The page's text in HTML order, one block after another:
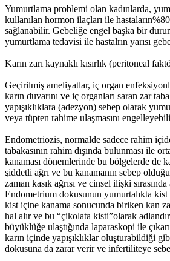
Yumurtlama problemi olan kadınlarda,
kullanılan hormon ilaçları ile
sağlanabilir. Gebeliğe engel başka bir
yumurtlama tedavisi ile hastalrın yarısı
Karın zarı kaynaklı kısırlık (peritoneal
Geçirilmiş ameliyatlar, iç organ
karın duvarını ve iç organları saran zar
yapışıklıklara (adezyon) sebep olarak
veya tüpten rahime ulaşmasını
Endometriozis, normalde sadece rahim
tabakasının rahim dışında bulunması ile
kanaması dönemlerinde bu bölgelerde de
şiddetli ağrı ve bu kanamanın sebep
zaman kasık ağrısı ve cinsel ilişki
Endometrium dokusunun yumurtalıkta kist
kist içine kanama sonucunda biriken kan
hal alır ve bu “çikolata kisti”olarak
büyüklüğe ulaştığında laparaskopi ile
karın içinde yapışıklıklar oluşturabildiği
dokusuna da zarar verir ve infertiliteye